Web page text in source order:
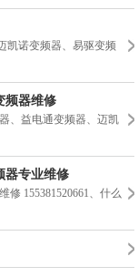
凯诺变频器、易驱变频
频器维修
、益电通变频器、迈凯
器专业维修
155381520661、什么